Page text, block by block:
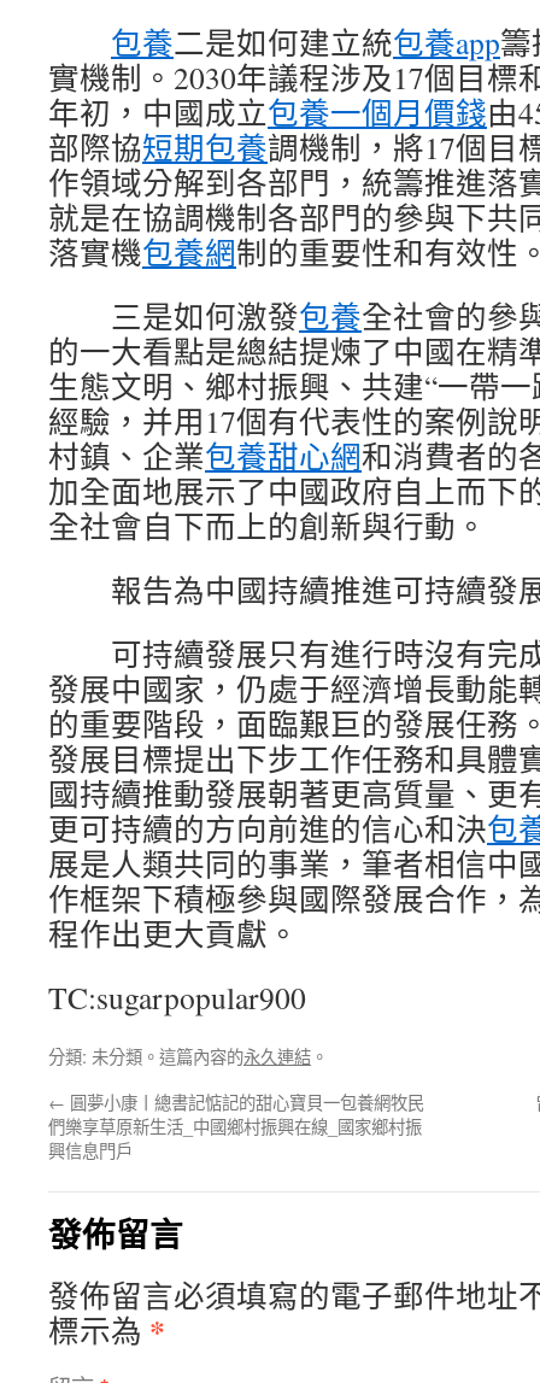
包養二是如何建立統包養app
實機制。2030年議程涉及17個目標
年初，中國成立包養一個月價錢由
部際協短期包養調機制，將17個目
作領域分解到各部門，統籌推進落
就是在協調機制各部門的參與下共
落實機包養網制的重要性和有效性
三是如何激發包養全社會的參
的一大看點是總結提煉了中國在精
生態文明、鄉村振興、共建“一帶
經驗，并用17個有代表性的案例說
村鎮、企業包養甜心網和消費者的
加全面地展示了中國政府自上而下
全社會自下而上的創新與行動。
報告為中國持續推進可持續發
可持續發展只有進行時沒有完
發展中國家，仍處于經濟增長動能
的重要階段，面臨艱巨的發展任務
發展目標提出下步工作任務和具體
國持續推動發展朝著更高質量、更
更可持續的方向前進的信心和決包
展是人類共同的事業，筆者相信中
作框架下積極參與國際發展合作，
程作出更大貢獻。
TC:sugarpopular900
分類: 未分類。這篇內容的永久連結 。
← 圓夢小康丨總書記惦記的甜心寶貝一包養網牧民
們樂享草原新生活_中國鄉村振興在線_國家鄉村振
興信息門戶
發佈留言
發佈留言必須填寫的電子郵件地址
標示為 *